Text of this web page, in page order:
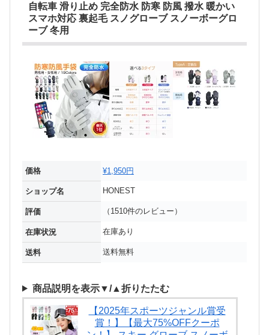
自転車 滑り止め 完全防水 防寒 防風 撥水 暖かい
スマホ対応 裏起毛 スノグローブ スノーボーグロ
ーブ 冬用
価格 ¥1,950円
ショップ名 HONEST
評価 （1510件のレビュー）
在庫状況 在庫あり
送料 送料無料
商品説明を表示▼/▲折りたたむ
【2025年スポーツジャンル賞受
賞！】【最大75%OFFクーポ